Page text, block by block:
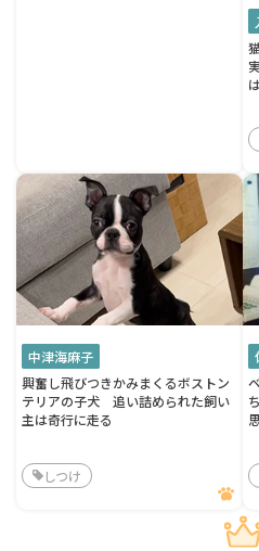
中津海麻子
興奮し飛びつきかみまくるボストン
テリアの子犬 追い詰められた飼い
主は奇行に走る
しつけ